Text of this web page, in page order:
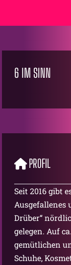
6 IM SINN
PROFIL
Seit 2016 gibt
Ausgefallenes
Drüber“
gelegen. Auf
gemütlichen
Schuhe,